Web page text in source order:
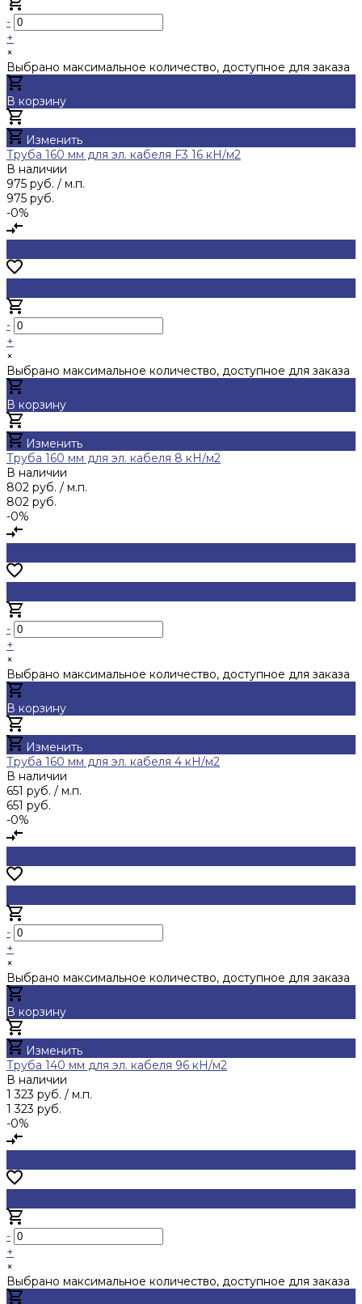
-
+
×
Выбрано максимальное количество, доступное для заказа
В корзину
Изменить
Труба 160 мм для эл. кабеля F3 16 кН/м2
В наличии
975 руб. / м.п.
975 руб.
-0%
-
+
×
Выбрано максимальное количество, доступное для заказа
В корзину
Изменить
Труба 160 мм для эл. кабеля 8 кН/м2
В наличии
802 руб. / м.п.
802 руб.
-0%
-
+
×
Выбрано максимальное количество, доступное для заказа
В корзину
Изменить
Труба 160 мм для эл. кабеля 4 кН/м2
В наличии
651 руб. / м.п.
651 руб.
-0%
-
+
×
Выбрано максимальное количество, доступное для заказа
В корзину
Изменить
Труба 140 мм для эл. кабеля 96 кН/м2
В наличии
1 323 руб. / м.п.
1 323 руб.
-0%
-
+
×
Выбрано максимальное количество, доступное для заказа